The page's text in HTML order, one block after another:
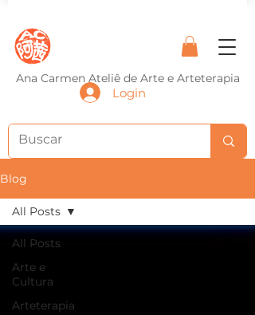
Ana Carmen Ateliê de Arte e Arteterapia
Login
Blog
All Posts
Arte e
Cultura
Arteterapia
All Posts